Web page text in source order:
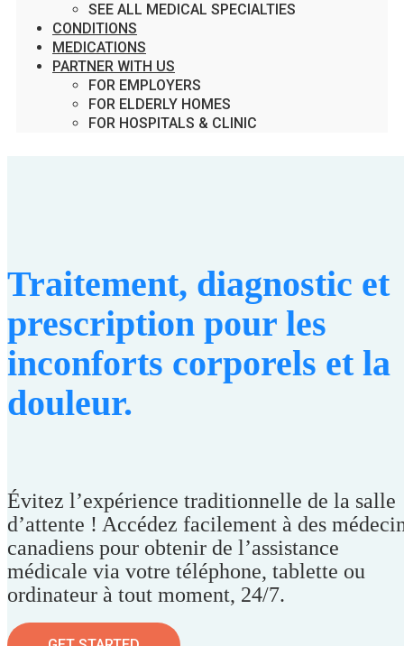
SEE ALL MEDICAL SPECIALTIES
CONDITIONS
MEDICATIONS
PARTNER WITH US
FOR EMPLOYERS
FOR ELDERLY HOMES
FOR HOSPITALS & CLINIC
Traitement, diagnostic et
prescription pour les
inconforts corporels et la
douleur.
Évitez l’expérience traditionnelle de la salle
d’attente ! Accédez facilement à des
canadiens pour obtenir de l’assistance
médicale via votre téléphone, tablette ou
ordinateur à tout moment, 24/7.